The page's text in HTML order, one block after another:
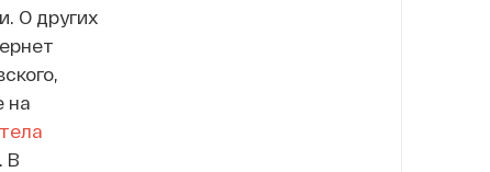
О других
на
В